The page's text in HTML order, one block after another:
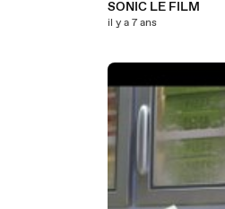
SONIC LE FILM
il y a 7 ans